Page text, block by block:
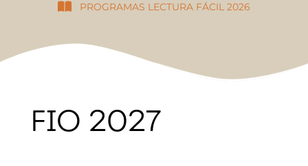
PROGRAMAS LECTURA FÁCIL 2026
FIO 2027